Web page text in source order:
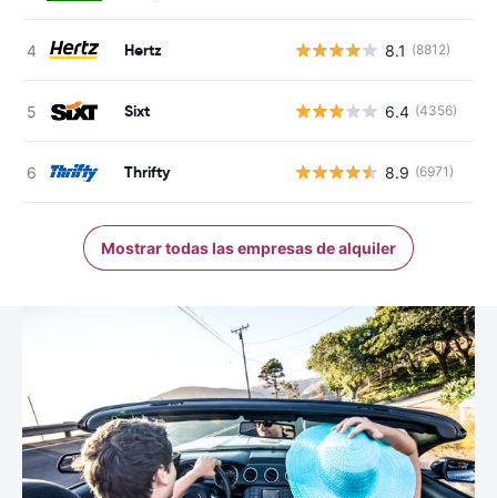
Hertz 8.1 (8812)
Sixt 6.4 (4356)
Thrifty 8.9 (6971)
Mostrar todas las empresas de alquiler